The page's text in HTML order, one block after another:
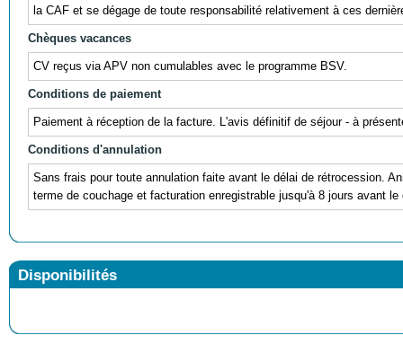
la CAF et se dégage de toute responsabilité relativement à ces
Chèques vacances
CV reçus via APV non cumulables avec le programme BSV.
Conditions de paiement
Paiement à réception de la facture. L'avis définitif de séjour - à
Conditions d'annulation
Sans frais pour toute annulation faite avant le délai de rétrocession.
terme de couchage et facturation enregistrable jusqu'à 8 jours avant
Disponibilités